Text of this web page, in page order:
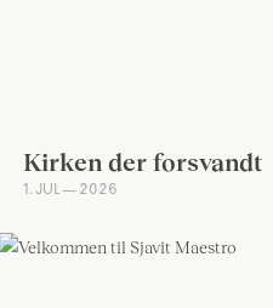
Kirken der forsvandt
1. JUL — 2026